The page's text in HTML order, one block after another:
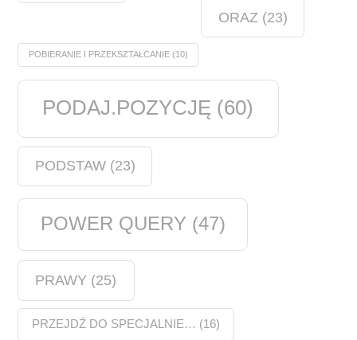
ORAZ (23)
POBIERANIE I PRZEKSZTAŁCANIE(10)
PODAJ.POZYCJĘ (60)
PODSTAW(23)
POWER QUERY (47)
PRAWY (25)
PRZEJDŹ DO SPECJALNIE… (16)